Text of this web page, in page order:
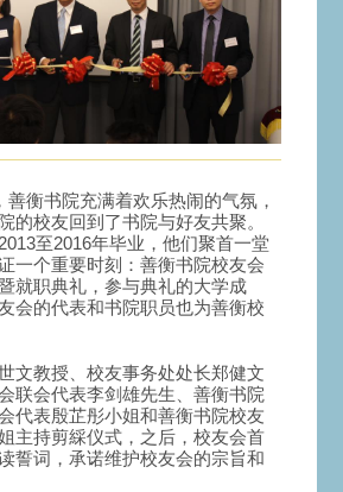
善衡书院充满着欢乐热闹的气氛，
的校友回到了书院与好友共聚。
至2016年毕业，他们聚首一堂
一个重要时刻：善衡书院校友会
就职典礼，参与典礼的大学成
会的代表和书院职员也为善衡校
文教授、校友事务处处长郑健文
联会代表李剑雄先生、善衡书院
代表殷芷彤小姐和善衡书院校友
主持剪綵仪式，之后，校友会首
誓词，承诺维护校友会的宗旨和